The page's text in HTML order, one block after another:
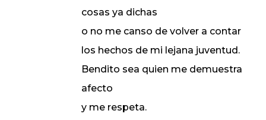
cosas ya dichas
o no me canso de volver a contar
los hechos de mi lejana juventud.
Bendito sea quien me demuestra
afecto
y me respeta.